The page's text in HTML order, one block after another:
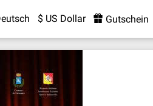
$ US Dollar Gutschein